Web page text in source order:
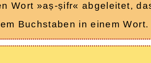
Wort »aṣ-ṣifr« abgeleitet,
Buchstaben in einem